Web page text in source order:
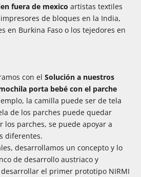
fuera de mexico artistas textiles
de bloques en la India,
en Burkina Faso o los tejedores en
con el Solución a nuestros
porta bebé con el parche
la camilla puede ser de tela
de los parches puede quedar
los parches, se puede apoyar a
diferentes.
desarrollamos un concepto y lo
de desarrollo austriaco y
el primer prototipo NIRMI